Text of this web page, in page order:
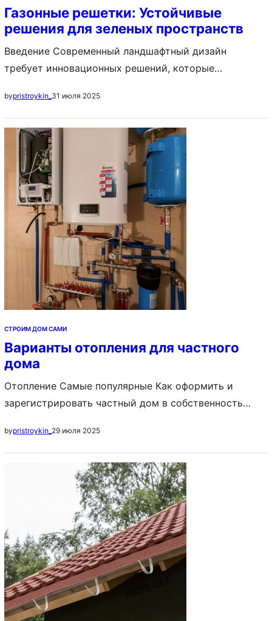
Газонные решетки: Устойчивые
решения для зеленых пространств
Введение Современный ландшафтный дизайн
требует инновационных решений, которые
функциональность. Одним из таких решений
являются газонные решетки. Этот материал
становится все более популярным как среди
профессиональных ландшафтных дизайнеров, так и
среди владельцев частных домов. В данной статье
мы рассмотрим, что такое газонные решетки, их
преимущества, виды и применение. Что такое
газонные решетки?…
bypristroykin_ 31 июля 2025
СТРОИМ ДОМ САМИ
Варианты отопления для частного
дома
Отопление Самые популярные Как оформить и
зарегистрировать частный дом в собственность
построить своими руками, пошаговая инструкция
Идеи планировки частных домов: схема
расположения комнат, примеры, фото В настоящее
время на рынке существует несколько способов
отопления дома. Одни решения дешевле –
собственное топливо, другие удобнее — газовый
или…
bypristroykin_ 29 июля 2025